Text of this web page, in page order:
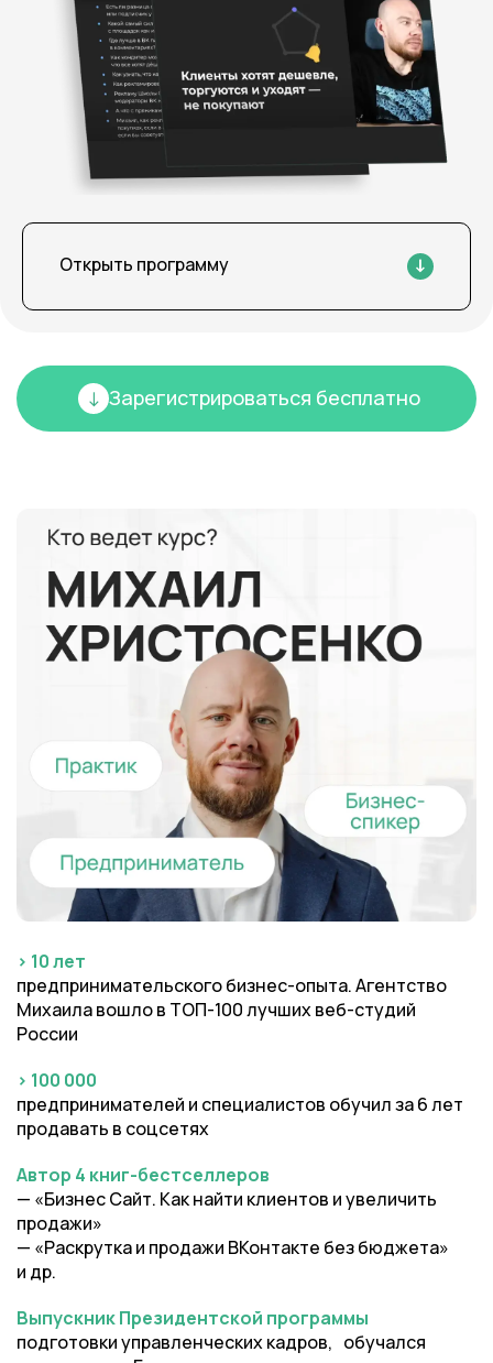
Открыть программу
Зарегистрироваться бесплатно
> 10 лет
предпринимательского бизнес-опыта. Агентство
Михаила вошло в ТОП-100 лучших веб-студий
России
> 100 000
предпринимателей и специалистов обучил за 6 лет
продавать в соцсетях
Автор 4 книг-бестселлеров
— «Бизнес Сайт. Как найти клиентов и увеличить
продажи»
— «Раскрутка и продажи ВКонтакте без бюджета»
и др.
Выпускник Президентской программы
подготовки управленческих кадров, обучался